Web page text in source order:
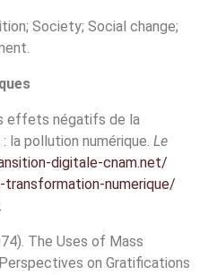
Society; Social change;
effets négatifs de la
la pollution numérique. Le
digitale-cnam.net/
numerique/
The Uses of Mass
on Gratifications